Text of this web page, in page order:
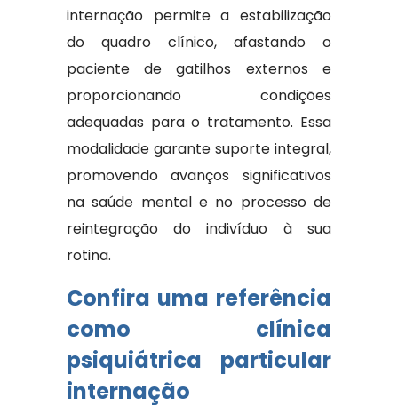
internação permite a estabilização
do quadro clínico, afastando o
paciente de gatilhos externos e
proporcionando condições
adequadas para o tratamento. Essa
modalidade garante suporte integral,
promovendo avanços significativos
na saúde mental e no processo de
reintegração do indivíduo à sua
rotina.
Confira uma referência
como clínica
psiquiátrica particular
internação